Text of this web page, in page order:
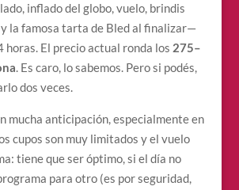
inflado del globo, vuelo, brindis
y la famosa tarta de Bled al finalizar—
horas. El precio actual ronda los 275–
. Es caro, lo sabemos. Pero si podés,
dos veces.
mucha anticipación, especialmente en
cupos son muy limitados y el vuelo
tiene que ser óptimo, si el día no
para otro (es por seguridad,